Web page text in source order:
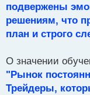
подвержены
решениям, что
план и строго
О значении
"Рынок
Трейдеры,